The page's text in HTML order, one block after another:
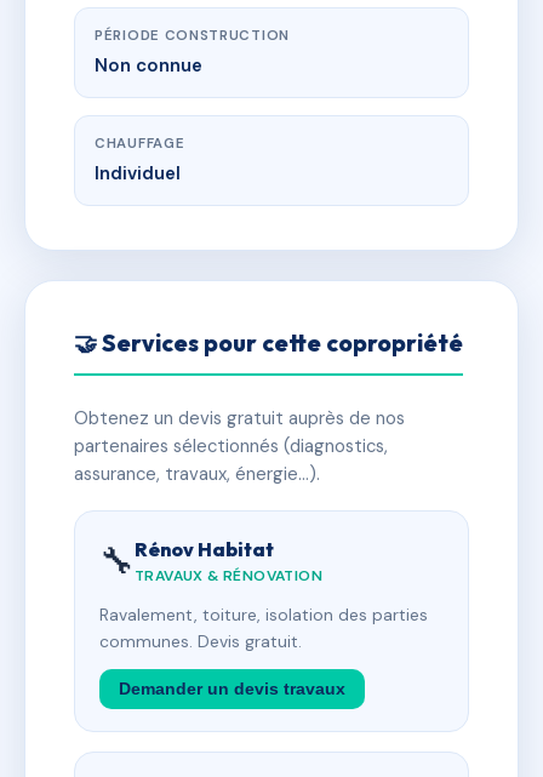
PÉRIODE CONSTRUCTION
Non connue
CHAUFFAGE
Individuel
🤝 Services pour cette copropriété
Obtenez un devis gratuit auprès de nos
partenaires sélectionnés (diagnostics,
assurance, travaux, énergie…).
🔧 Rénov Habitat
TRAVAUX & RÉNOVATION
Ravalement, toiture, isolation des parties
communes. Devis gratuit.
Demander un devis travaux